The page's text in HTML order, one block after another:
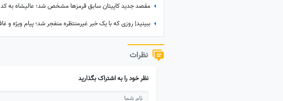
نظرات
نظر خود را به اشتراک بگذارید